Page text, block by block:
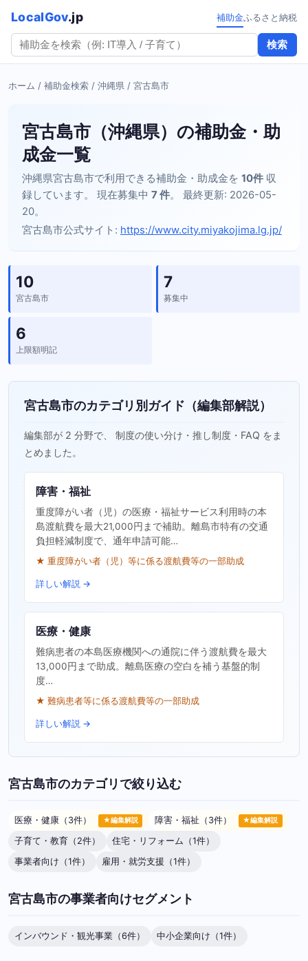
LocalGov.jp
検索
補助金ふるさと納税
ホーム / 補助金検索 / 沖縄県 / 宮古島市
宮古島市（沖縄県）の補助金・助
成金一覧
沖縄県宮古島市で利用できる補助金・助成金を 10件 収
録しています。 現在募集中 7 件。 最終更新: 2026-05-
20。
宮古島市公式サイト: https://www.city.miyakojima.lg.jp/
10
宮古島市
7
募集中
6
上限額明記
宮古島市のカテゴリ別ガイド（編集部解説）
編集部が 2 分野で、 制度の使い分け・推し制度・FAQ をま
とめました。
障害・福祉
重度障がい者（児）の医療・福祉サービス利用時の本
島渡航費を最大21,000円まで補助。離島市特有の交通
負担軽減制度で、通年申請可能…
★ 重度障がい者（児）等に係る渡航費等の一部助成
詳しい解説 →
医療・健康
難病患者の本島医療機関への通院に伴う渡航費を最大
13,000円まで助成。離島医療の空白を補う基盤的制
度…
★ 難病患者等に係る渡航費等の一部助成
詳しい解説 →
宮古島市のカテゴリで絞り込む
医療・健康（3件） ★編集解説 障害・福祉（3件） ★編集解説
子育て・教育（2件）
住宅・リフォーム（1件）
事業者向け（1件）
雇用・就労支援（1件）
宮古島市の事業者向けセグメント
インバウンド・観光事業（6件） 中小企業向け（1件）